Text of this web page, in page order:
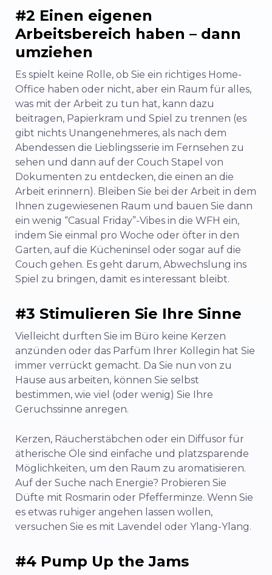
#2 Einen eigenen
Arbeitsbereich haben – dann
umziehen
Es spielt keine Rolle, ob Sie ein richtiges Home-
Office haben oder nicht, aber ein Raum für alles,
was mit der Arbeit zu tun hat, kann dazu
beitragen, Papierkram und Spiel zu trennen (es
gibt nichts Unangenehmeres, als nach dem
Abendessen die Lieblingsserie im Fernsehen zu
sehen und dann auf der Couch Stapel von
Dokumenten zu entdecken, die einen an die
Arbeit erinnern). Bleiben Sie bei der Arbeit in dem
Ihnen zugewiesenen Raum und bauen Sie dann
ein wenig “Casual Friday”-Vibes in die WFH ein,
indem Sie einmal pro Woche oder öfter in den
Garten, auf die Kücheninsel oder sogar auf die
Couch gehen. Es geht darum, Abwechslung ins
Spiel zu bringen, damit es interessant bleibt.
#3 Stimulieren Sie Ihre Sinne
Vielleicht durften Sie im Büro keine Kerzen
anzünden oder das Parfüm Ihrer Kollegin hat Sie
immer verrückt gemacht. Da Sie nun von zu
Hause aus arbeiten, können Sie selbst
bestimmen, wie viel (oder wenig) Sie Ihre
Geruchssinne anregen.
Kerzen, Räucherstäbchen oder ein Diffusor für
ätherische Öle sind einfache und platzsparende
Möglichkeiten, um den Raum zu aromatisieren.
Auf der Suche nach Energie? Probieren Sie
Düfte mit Rosmarin oder Pfefferminze. Wenn Sie
es etwas ruhiger angehen lassen wollen,
versuchen Sie es mit Lavendel oder Ylang-Ylang.
#4 Pump Up the Jams